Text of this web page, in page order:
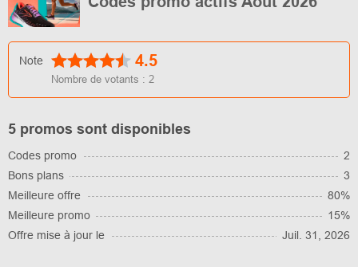
Note 4.5
Nombre de votants : 2
5 promos sont disponibles
Codes promo
2
Bons plans
3
Meilleure offre
80%
Meilleure promo
15%
Offre mise à jour le
Juil. 31, 2026